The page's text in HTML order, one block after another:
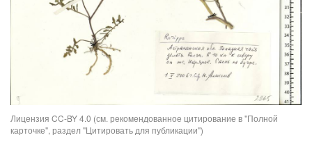
Лицензия CC-BY 4.0 (см. рекомендованное цитирование в "Полной
карточке", раздел "Цитировать для публикации")